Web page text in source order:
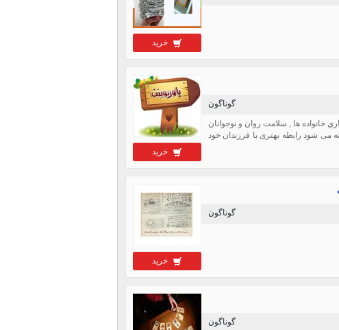
خرید
خرید
گوناگون
خانواده ها , سلامت روان و نوجوانان
می شود رابطه بهتری با فرزندان خود
خرید
گوناگون
گوناگون